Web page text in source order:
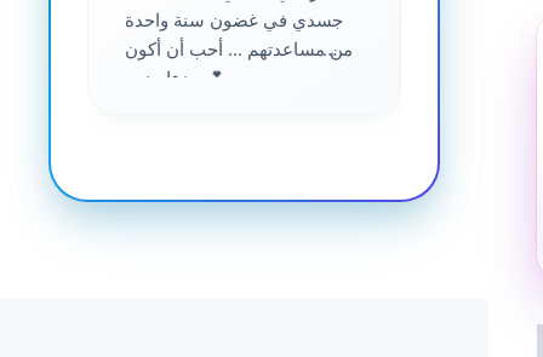
جسدي في غضون سنة واحدة
من مساعدتهم ... أحب أن أكون
جزءا منهم 💕